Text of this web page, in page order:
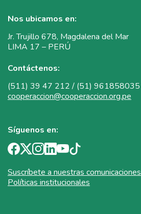
Nos ubicamos en:
Jr. Trujillo 678, Magdalena del Mar
LIMA 17 – PERÚ
Contáctenos:
(511) 39 47 212 / (51) 961858035
cooperaccion@cooperaccion.org.pe
Síguenos en:
Suscríbete a nuestras comunicaciones
Políticas institucionales